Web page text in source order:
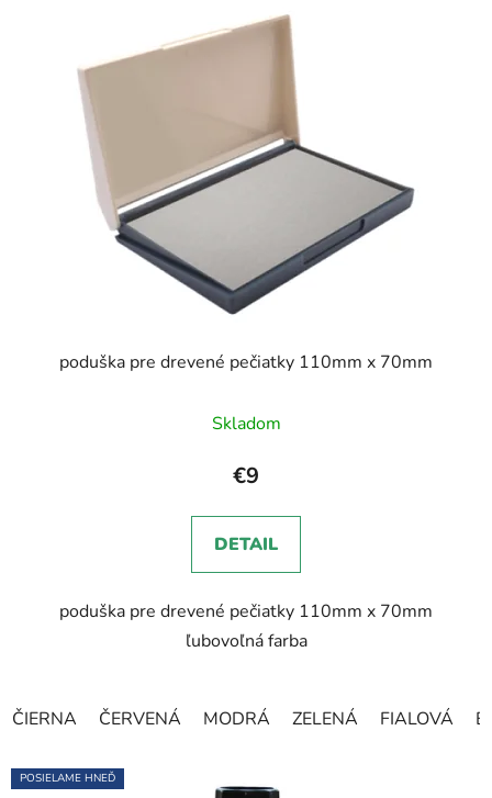
poduška pre drevené pečiatky 110mm x 70mm
Skladom
€9
DETAIL
poduška pre drevené pečiatky 110mm x 70mm
ľubovoľná farba
ČIERNA ČERVENÁ MODRÁ ZELENÁ FIALOVÁ
POSIELAME HNEĎ